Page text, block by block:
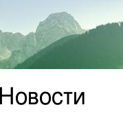
Новости